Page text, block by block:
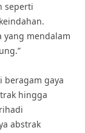
seperti
yang mendalam
beragam gaya
hingga
abstrak